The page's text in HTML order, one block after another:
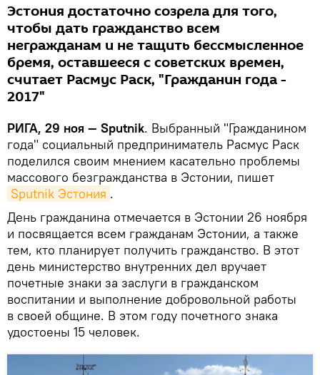
Эстония достаточно созрела для того,
чтобы дать гражданство всем
негражданам и не тащить бессмысленное
бремя, оставшееся с советских времен,
считает Расмус Раск, "Гражданин года -
2017"
РИГА, 29 ноя — Sputnik. Выбранный "Гражданином
года" социальный предприниматель Расмус Раск
поделился своим мнением касательно проблемы
массового безгражданства в Эстонии, пишет
Sputnik Эстония .
День гражданина отмечается в Эстонии 26 ноября
и посвящается всем гражданам Эстонии, а также
тем, кто планирует получить гражданство. В этот
день министерство внутренних дел вручает
почетные знаки за заслуги в гражданском
воспитании и выполнение добровольной работы
в своей общине. В этом году почетного знака
удостоены 15 человек.